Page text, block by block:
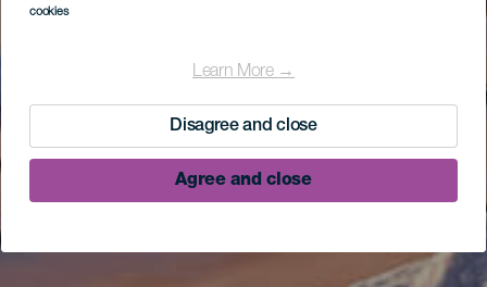
cookies
Learn More →
Disagree and close
Agree and close